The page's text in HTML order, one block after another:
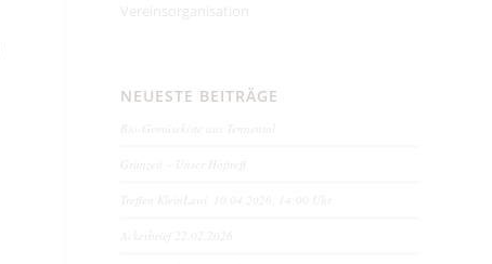
Vereinsorganisation
NEUESTE BEITRÄGE
Bio-Gemüsekiste aus Tennental
Grünzeit – Unser Hoftreff
Treffen KleinLawi, 10.04.2026, 14:00 Uhr
Ackerbrief 22.02.2026